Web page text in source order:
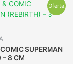
¡Oferta!
SUPERMAN
– 8 CM